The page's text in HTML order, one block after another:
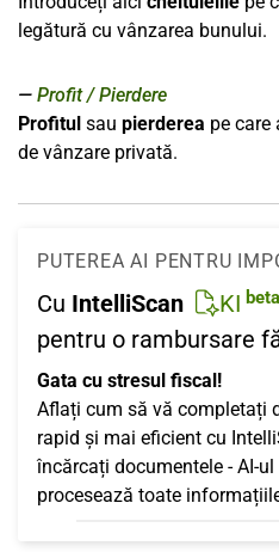
legătură cu vânzarea bunului.
Profit / Pierdere
Profitul sau pierderea pe care
de vânzare privată.
PUTEREA AI PENTRU
Cu IntelliScan KI beta
pentru o rambursare
Gata cu stresul fiscal!
Aflați cum să vă completați
rapid și mai eficient cu
încărcați documentele - AI-
procesează toate